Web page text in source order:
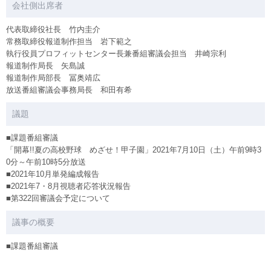
会社側出席者
代表取締役社長 竹内圭介
常務取締役報道制作担当 岩下範之
執行役員プロフィットセンター長兼番組審議会担当 井崎宗利
報道制作局長 矢島誠
報道制作局部長 冨奥靖広
放送番組審議会事務局長 和田有希
議題
■課題番組審議
「開幕!!夏の高校野球 めざせ！甲子園」2021年7月10日（土）午前9時3
0分～午前10時5分放送
■2021年10月単発編成報告
■2021年7・8月視聴者応答状況報告
■第322回審議会予定について
議事の概要
■課題番組審議